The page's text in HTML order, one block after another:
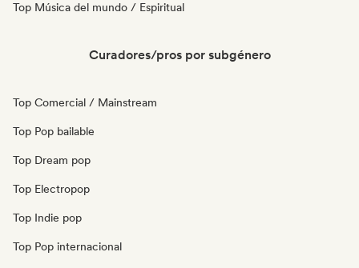
Top Música del mundo / Espiritual
Curadores/pros por subgénero
Top Comercial / Mainstream
Top Pop bailable
Top Dream pop
Top Electropop
Top Indie pop
Top Pop internacional